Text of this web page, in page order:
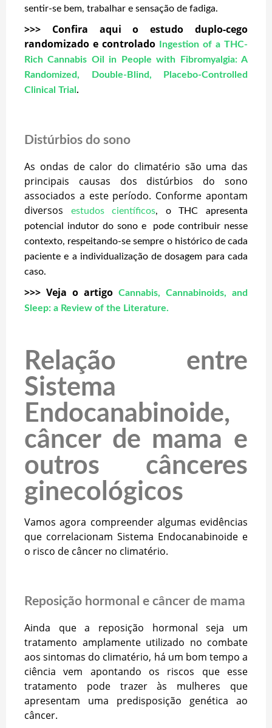
sentir-se bem, trabalhar e sensação de fadiga.
>>> Confira aqui o estudo duplo-cego
randomizado e controlado
Ingestion of a THC-
Rich Cannabis Oil in People with Fibromyalgia: A
Randomized, Double-Blind, Placebo-Controlled
Clinical Trial .
Distúrbios do sono
As ondas de calor do climatério são uma das
principais causas dos distúrbios do sono
associados a este período. Conforme apontam
diversos
estudos científicos, o THC apresenta
potencial indutor do sono e pode contribuir nesse
contexto, respeitando-se sempre o histórico de cada
paciente e a individualização de dosagem para cada
caso.
>>> Veja o artigo Cannabis, Cannabinoids, and
Sleep: a Review of the Literature.
Relação entre
Sistema
Endocanabinoide,
câncer de mama e
outros cânceres
ginecológicos
Vamos agora compreender algumas evidências
que correlacionam Sistema Endocanabinoide e
o risco de câncer no climatério.
Reposição hormonal e câncer de mama
Ainda que a reposição hormonal seja um
tratamento amplamente utilizado no combate
aos sintomas do climatério, há um bom tempo a
ciência vem apontando os riscos que esse
tratamento pode trazer às mulheres que
apresentam uma predisposição genética ao
câncer.